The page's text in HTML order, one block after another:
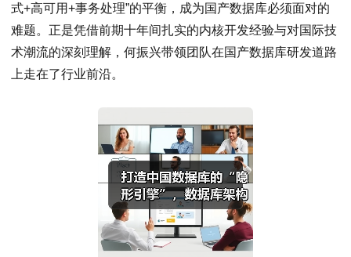
式+高可用+事务处理”的平衡，成为国产数据库必须面对的
难题。正是凭借前期十年间扎实的内核开发经验与对国际技
术潮流的深刻理解，何振兴带领团队在国产数据库研发道路
上走在了行业前沿。